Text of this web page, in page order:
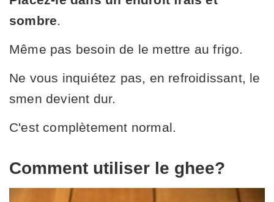
sombre
Même pas besoin de le mettre au frigo.
Ne vous inquiétez pas, en refroidissant, le
smen devient dur.
C'est complètement normal.
Comment utiliser le ghee?